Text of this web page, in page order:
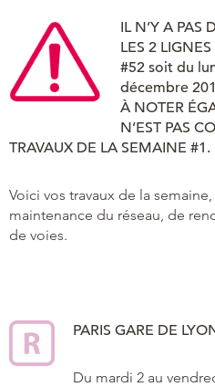
IL N’Y A PAS
LES 2
#52 soit du
décembre
À NOTER
N’EST PAS
TRAVAUX DE LA SEMAINE #1.
Voici vos travaux de la
maintenance du réseau, de
de voies.
PARIS GARE DE
Du mardi 2 au